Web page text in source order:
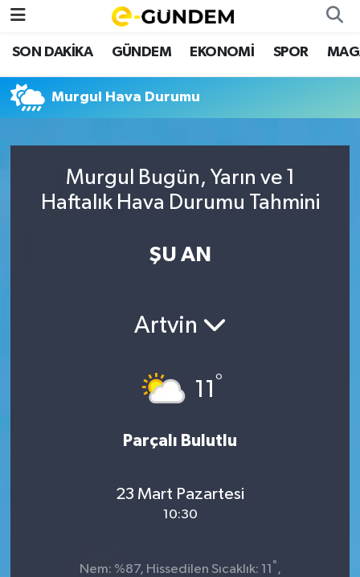
SON DAKİKA GÜNDEM EKONOMİ SPOR
Murgul Hava Durumu
Murgul Bugün, Yarın ve 1
Haftalık Hava Durumu Tahmini
ŞU AN
Artvin
11 °
Parçalı Bulutlu
23 Mart Pazartesi
10:30
Nem: %87, Hissedilen Sıcaklık: 11 ° ,
SON DAKİKA
GÜNDEM
EKONOMİ
SPOR
Nöbetçi Eczaneler
Hava Durumu
Namaz Vakitleri
Trafik Durumu